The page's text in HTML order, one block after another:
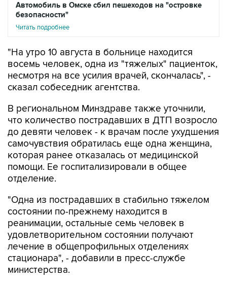
Автомобиль в Омске сбил пешеходов на "островке
безопасности"
Читать подробнее
"На утро 10 августа в больнице находится
восемь человек, одна из "тяжелых" пациенток,
несмотря на все усилия врачей, скончалась", -
сказал собеседник агентства.
В региональном Минздраве также уточнили,
что количество пострадавших в ДТП возросло
до девяти человек - к врачам после ухудшения
самочувствия обратилась еще одна женщина,
которая ранее отказалась от медицинской
помощи. Ее госпитализировали в общее
отделение.
"Одна из пострадавших в стабильно тяжелом
состоянии по-прежнему находится в
реанимации, остальные семь человек в
удовлетворительном состоянии получают
лечение в общепрофильных отделениях
стационара", - добавили в пресс-службе
министерства.